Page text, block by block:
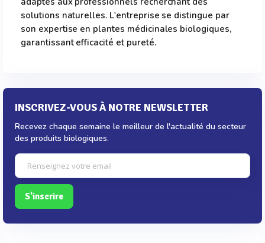
solutions naturelles. L'entreprise se distingue par
son expertise en plantes médicinales biologiques,
garantissant efficacité et pureté.
INSCRIVEZ-VOUS À NOTRE NEWSLETTER
Recevez chaque semaine le meilleur de l'actualité du secteur
des produits biologiques.
S'inscrire